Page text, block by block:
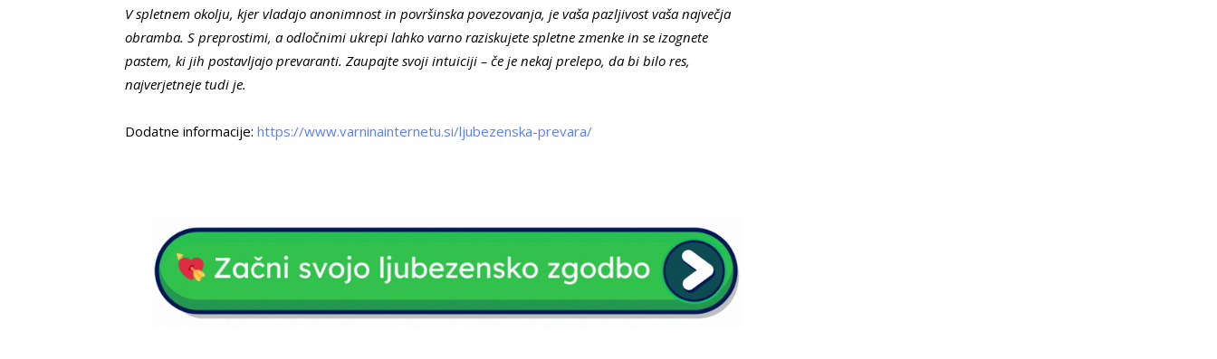
V spletnem okolju, kjer vladajo anonimnost in površinska povezovanja, je vaša pazljivost vaša največja
obramba. S preprostimi, a odločnimi ukrepi lahko varno raziskujete spletne zmenke in se izognete
pastem, ki jih postavljajo prevaranti. Zaupajte svoji intuiciji – če je nekaj prelepo, da bi bilo res,
najverjetneje tudi je.
Dodatne informacije: https://www.varninainternetu.si/ljubezenska-prevara/